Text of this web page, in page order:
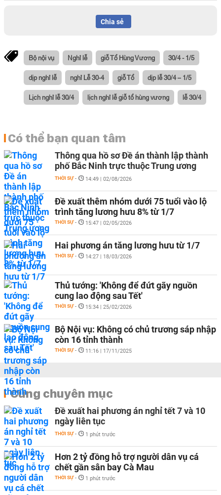
Chia sẻ
Bộ nội vụ Nghỉ lễ giỗ Tổ Hùng Vương 30/4 - 1/5
dịp nghỉ lễ nghỉ Lễ 30-4 giỗ Tổ dịp lễ 30/4 – 1/5
Lịch nghỉ lễ 30/4 lịch nghỉ lễ giỗ tổ hùng vương lễ 30/4
Có thể bạn quan tâm
Thông qua hồ sơ Đề án thành lập thành
phố Bắc Ninh trực thuộc Trung ương
THỜI SỰ - 14:49 | 02/08/2026
Đề xuất thêm nhóm dưới 75 tuổi vào lộ
trình tăng lương hưu 8% từ 1/7
THỜI SỰ - 15:47 | 02/05/2026
Hai phương án tăng lương hưu từ 1/7
THỜI SỰ - 14:27 | 18/03/2026
Thủ tướng: 'Không để đứt gãy nguồn
cung lao động sau Tết'
THỜI SỰ - 15:34 | 25/02/2026
Bộ Nội vụ: Không có chủ trương sáp nhập
còn 16 tỉnh thành
THỜI SỰ - 11:16 | 17/11/2025
Cùng chuyên mục
Đề xuất hai phương án nghỉ tết 7 và 10
ngày liên tục
THỜI SỰ - 1 phút trước
Hơn 2 tỷ đồng hỗ trợ người dân vụ cá
chết gần sân bay Cà Mau
THỜI SỰ - 1 phút trước